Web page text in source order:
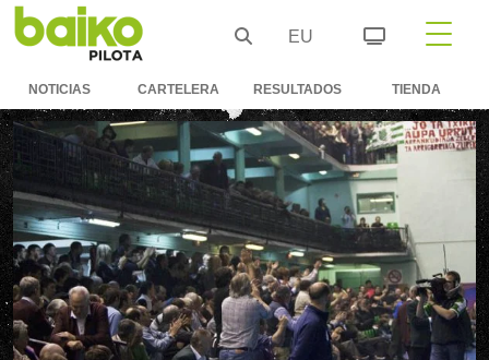
EU
NOTICIAS CARTELERA RESULTADOS TIENDA